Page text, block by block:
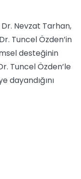
Nevzat Tarhan,
Tuncel Özden’in
desteğinin
Tuncel Özden’le
dayandığını